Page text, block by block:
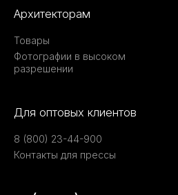
Архитекторам
Товары
Фотографии в высоком
разрешении
Для оптовых клиентов
8 (800) 23-44-900
Контакты для прессы